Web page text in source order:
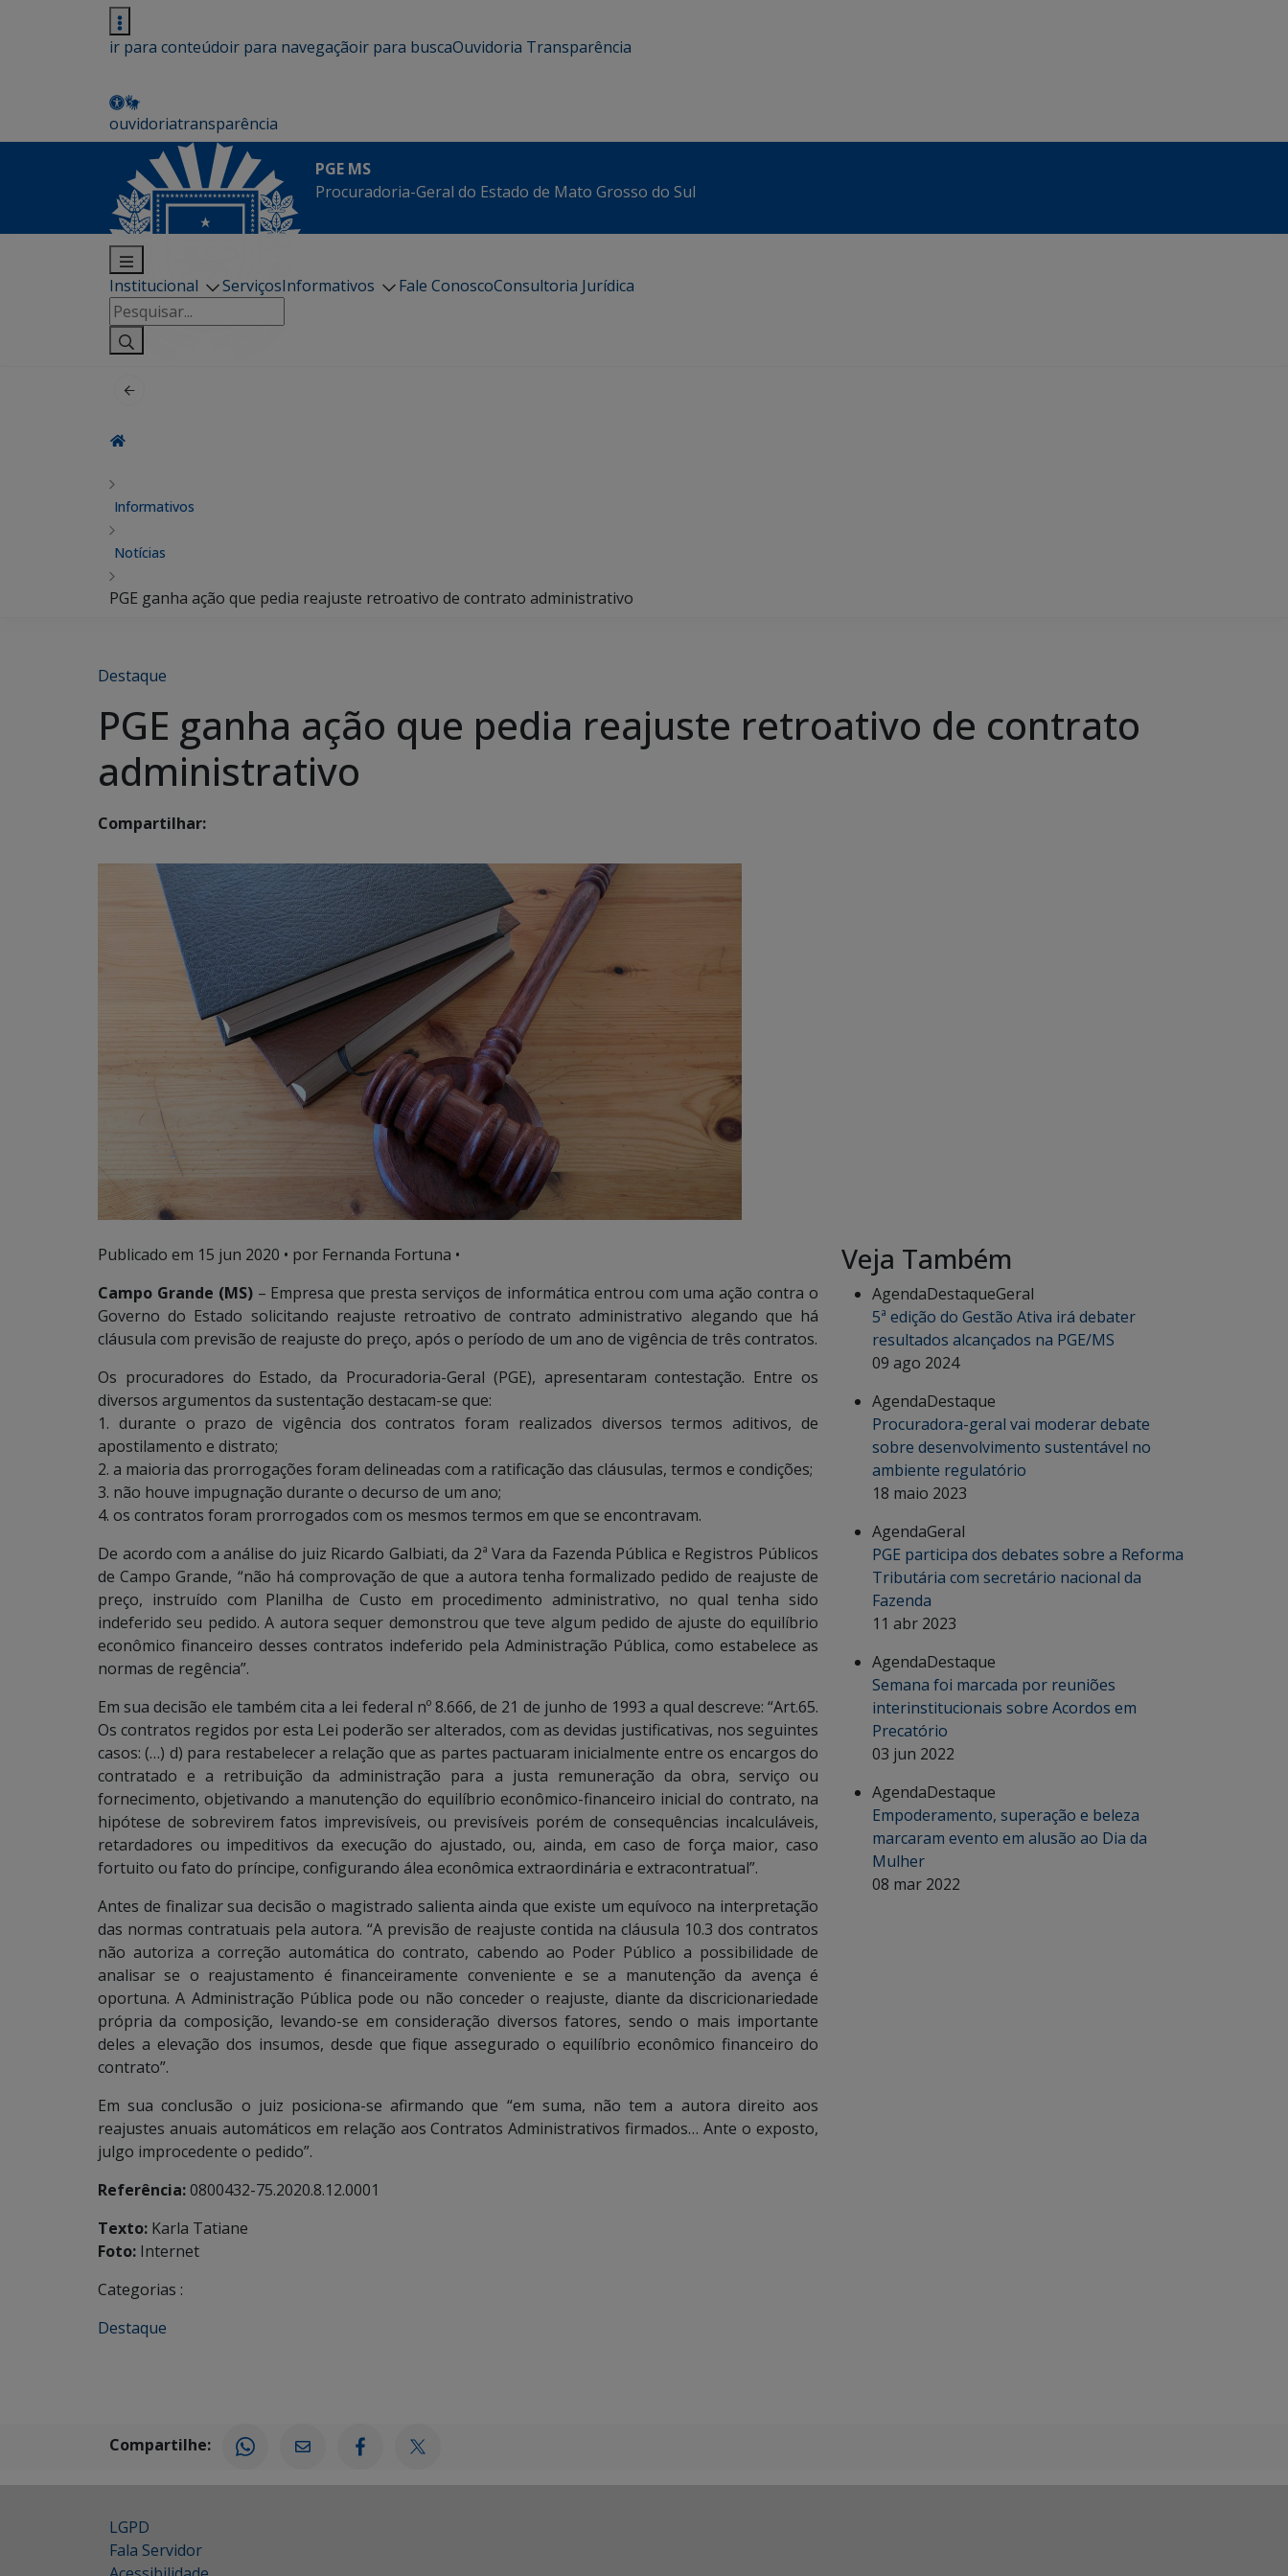
ir para conteúdoir para navegaçãoir para buscaOuvidoria Transparência
ouvidoriatransparência
PGE MS
Procuradoria-Geral do Estado de Mato Grosso do Sul
Institucional ServiçosInformativos Fale ConoscoConsultoria Jurídica
Pesquisar
por:
Informativos
Notícias
PGE ganha ação que pedia reajuste retroativo de contrato administrativo
Destaque
PGE ganha ação que pedia reajuste retroativo de contrato
administrativo
Compartilhar:
Publicado em 15 jun 2020 • por Fernanda Fortuna •
Campo Grande (MS)– Empresa que presta serviços de informática entrou com uma ação contra o
Governo do Estado solicitando reajuste retroativo de contrato administrativo alegando que há
cláusula com previsão de reajuste do preço, após o período de um ano de vigência de três contratos.
Os procuradores do Estado, da Procuradoria-Geral (PGE), apresentaram contestação. Entre os
diversos argumentos da sustentação destacam-se que:
1. durante o prazo de vigência dos contratos foram realizados diversos termos aditivos, de
apostilamento e distrato;
2. a maioria das prorrogações foram delineadas com a ratificação das cláusulas, termos e condições;
3. não houve impugnação durante o decurso de um ano;
4. os contratos foram prorrogados com os mesmos termos em que se encontravam.
De acordo com a análise do juiz Ricardo Galbiati, da 2ª Vara da Fazenda Pública e Registros Públicos
de Campo Grande, “não há comprovação de que a autora tenha formalizado pedido de reajuste de
preço, instruído com Planilha de Custo em procedimento administrativo, no qual tenha sido
indeferido seu pedido. A autora sequer demonstrou que teve algum pedido de ajuste do equilíbrio
econômico financeiro desses contratos indeferido pela Administração Pública, como estabelece as
normas de regência”.
Em sua decisão ele também cita a lei federal nº 8.666, de 21 de junho de 1993 a qual descreve: “Art.65.
Os contratos regidos por esta Lei poderão ser alterados, com as devidas justificativas, nos seguintes
casos: (…) d) para restabelecer a relação que as partes pactuaram inicialmente entre os encargos do
contratado e a retribuição da administração para a justa remuneração da obra, serviço ou
fornecimento, objetivando a manutenção do equilíbrio econômico-financeiro inicial do contrato, na
hipótese de sobrevirem fatos imprevisíveis, ou previsíveis porém de consequências incalculáveis,
retardadores ou impeditivos da execução do ajustado, ou, ainda, em caso de força maior, caso
fortuito ou fato do príncipe, configurando álea econômica extraordinária e extracontratual”.
Antes de finalizar sua decisão o magistrado salienta ainda que existe um equívoco na interpretação
das normas contratuais pela autora. “A previsão de reajuste contida na cláusula 10.3 dos contratos
não autoriza a correção automática do contrato, cabendo ao Poder Público a possibilidade de
analisar se o reajustamento é financeiramente conveniente e se a manutenção da avença é
oportuna. A Administração Pública pode ou não conceder o reajuste, diante da discricionariedade
própria da composição, levando-se em consideração diversos fatores, sendo o mais importante
deles a elevação dos insumos, desde que fique assegurado o equilíbrio econômico financeiro do
contrato”.
Em sua conclusão o juiz posiciona-se afirmando que “em suma, não tem a autora direito aos
reajustes anuais automáticos em relação aos Contratos Administrativos firmados… Ante o exposto,
julgo improcedente o pedido”.
Referência:0800432-75.2020.8.12.0001
Texto: Karla Tatiane
Foto: Internet
Categorias :
Destaque
Veja Também
AgendaDestaqueGeral
5ª edição do Gestão Ativa irá debater
resultados alcançados na PGE/MS
09 ago 2024
AgendaDestaque
Procuradora-geral vai moderar debate
sobre desenvolvimento sustentável no
ambiente regulatório
18 maio 2023
AgendaGeral
PGE participa dos debates sobre a Reforma
Tributária com secretário nacional da
Fazenda
11 abr 2023
AgendaDestaque
Semana foi marcada por reuniões
interinstitucionais sobre Acordos em
Precatório
03 jun 2022
AgendaDestaque
Empoderamento, superação e beleza
marcaram evento em alusão ao Dia da
Mulher
08 mar 2022
Compartilhe:
LGPD
Fala Servidor